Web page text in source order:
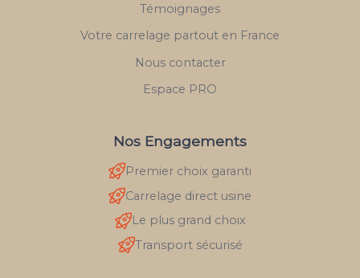
Témoignages
Votre carrelage partout en France
Nous contacter
Espace PRO
Nos Engagements
Premier choix garanti
Carrelage direct usine
Le plus grand choix
Transport sécurisé